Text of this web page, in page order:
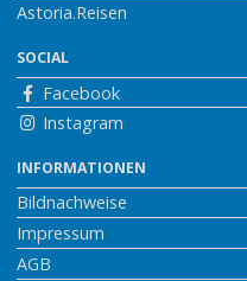
Astoria.Reisen
SOCIAL
Facebook
Instagram
INFORMATIONEN
Bildnachweise
Impressum
AGB